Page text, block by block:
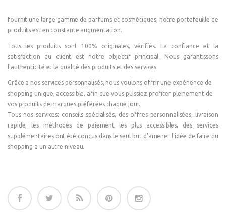
fournit une large gamme de parfums et cosmétiques, notre portefeuille de
produits est en constante augmentation.
Tous les produits sont 100% originales, vérifiés. La confiance et la
satisfaction du client est notre objectif principal. Nous garantissons
l'authenticité et la qualité des produits et des services.
Grâce a nos services personnalisés, nous voulons offrir une expérience de
shopping unique, accessible, afin que vous puissiez profiter pleinement de
vos produits de marques préférées chaque jour.
Tous nos services: conseils spécialisés, des offres personnalisées, livraison
rapide, les méthodes de paiement les plus accessibles, des services
supplémentaires ont été conçus dans le seul but d'amener l'idée de faire du
shopping a un autre niveau.